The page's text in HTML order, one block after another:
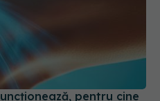
pentru cine